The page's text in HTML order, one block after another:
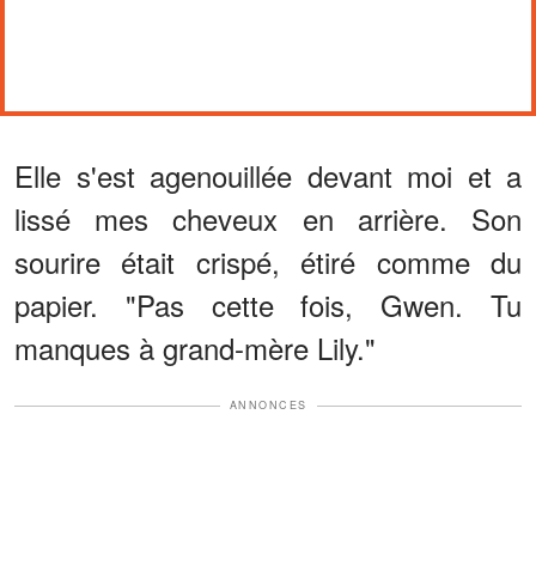
Elle s'est agenouillée devant moi et a
lissé mes cheveux en arrière. Son
sourire était crispé, étiré comme du
papier. "Pas cette fois, Gwen. Tu
manques à grand-mère Lily."
ANNONCES